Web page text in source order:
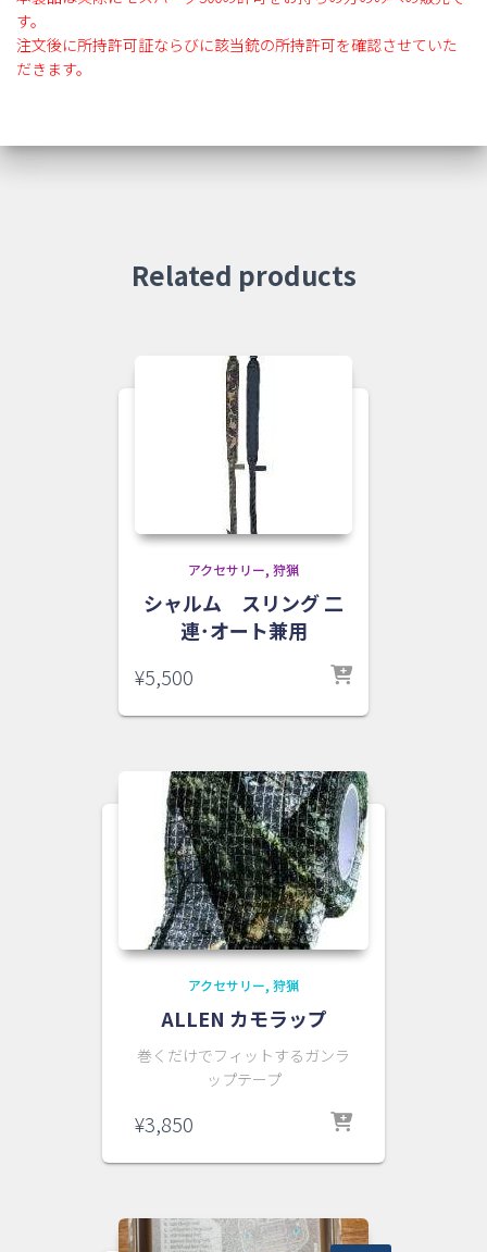
す。
注文後に所持許可証ならびに該当銃の所持許可を確認させていた
だきます。
Related products
アクセサリー 狩猟
シャルム スリング 二
連･オート兼用
¥5,500
アクセサリー 狩猟
ALLEN カモラップ
巻くだけでフィットするガンラ
ップテープ
¥3,850